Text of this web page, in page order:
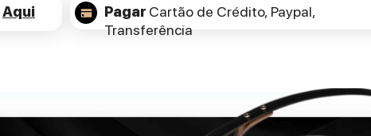
Aqui Pagar Cartão de Crédito, Paypal,
Transferência